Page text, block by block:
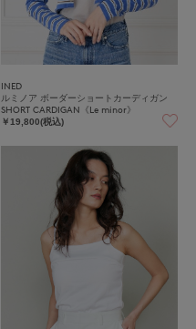
INED
ルミノア ボーダーショートカーディガン
SHORT CARDIGAN《Le minor》
￥19,800(税込)